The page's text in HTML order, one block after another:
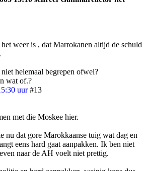
weer is , dat Marrokanen altijd de schuld
helemaal begrepen ofwel?
wat of.?
uur #13
met die Moskee hier.
nu dat gore Marokkaanse tuig wat dag en
eens hard gaat aanpakken. Ik ben niet
naar de AH voelt niet prettig.